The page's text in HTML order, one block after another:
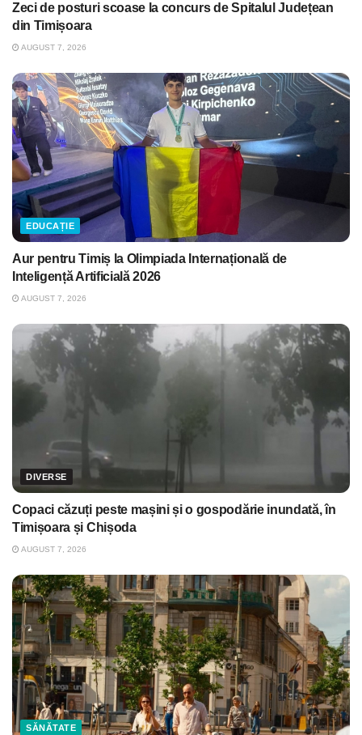
Zeci de posturi scoase la concurs de Spitalul Județean
din Timișoara
AUGUST 7, 2026
EDUCAȚIE
Aur pentru Timiș la Olimpiada Internațională de
Inteligență Artificială 2026
AUGUST 7, 2026
DIVERSE
Copaci căzuți peste mașini și o gospodărie inundată, în
Timișoara și Chișoda
AUGUST 7, 2026
SĂNĂTATE